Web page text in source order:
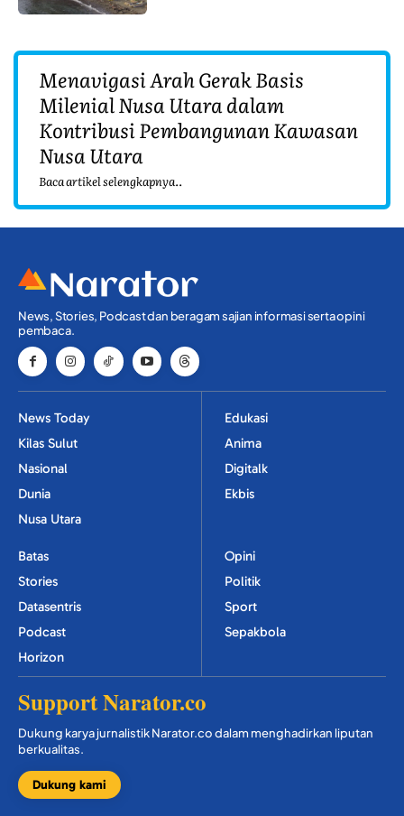
Menavigasi Arah Gerak Basis
Milenial Nusa Utara dalam
Kontribusi Pembangunan Kawasan
Nusa Utara
Baca artikel selengkapnya..
News, Stories, Podcast dan beragam sajian informasi serta opini
pembaca.
News Today
Kilas Sulut
Nasional
Dunia
Nusa Utara
Edukasi
Anima
Digitalk
Ekbis
Batas
Stories
Datasentris
Podcast
Horizon
Opini
Politik
Sport
Sepakbola
Support Narator.co
Dukung karya jurnalistik Narator.co dalam menghadirkan liputan
berkualitas.
Dukung kami